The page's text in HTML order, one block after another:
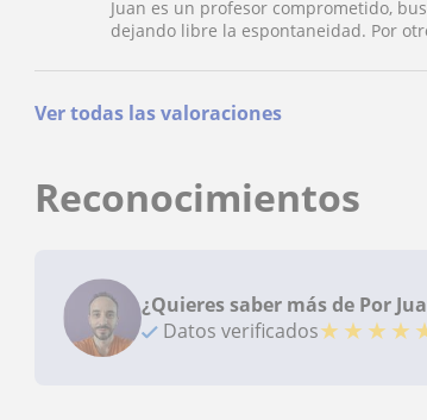
Juan es un profesor comprometido,
dejando libre la espontaneidad. Por
Ver todas las valoraciones
Reconocimientos
¿Quieres saber más de Por
Datos verificados★ ★ ★ ★